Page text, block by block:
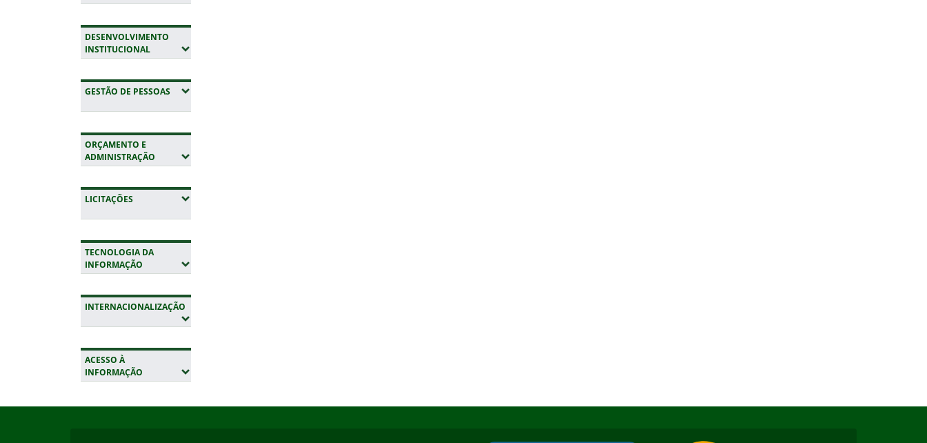
DESENVOLVIMENTO
INSTITUCIONAL(EXPANDIR SUBMENUS)
GESTÃO DE PESSOAS (EXPANDIR SUBMENUS)
ORÇAMENTO E
ADMINISTRAÇÃO (EXPANDIR SUBMENUS)
LICITAÇÕES (EXPANDIR SUBMENUS)
TECNOLOGIA DA
INFORMAÇÃO (EXPANDIR SUBMENUS)
INTERNACIONALIZAÇÃO
ACESSO À
INFORMAÇÃO (EXPANDIR SUBMENUS)